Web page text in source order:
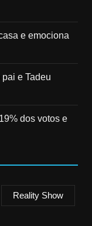
e emociona
e Tadeu
dos votos e
Reality Show